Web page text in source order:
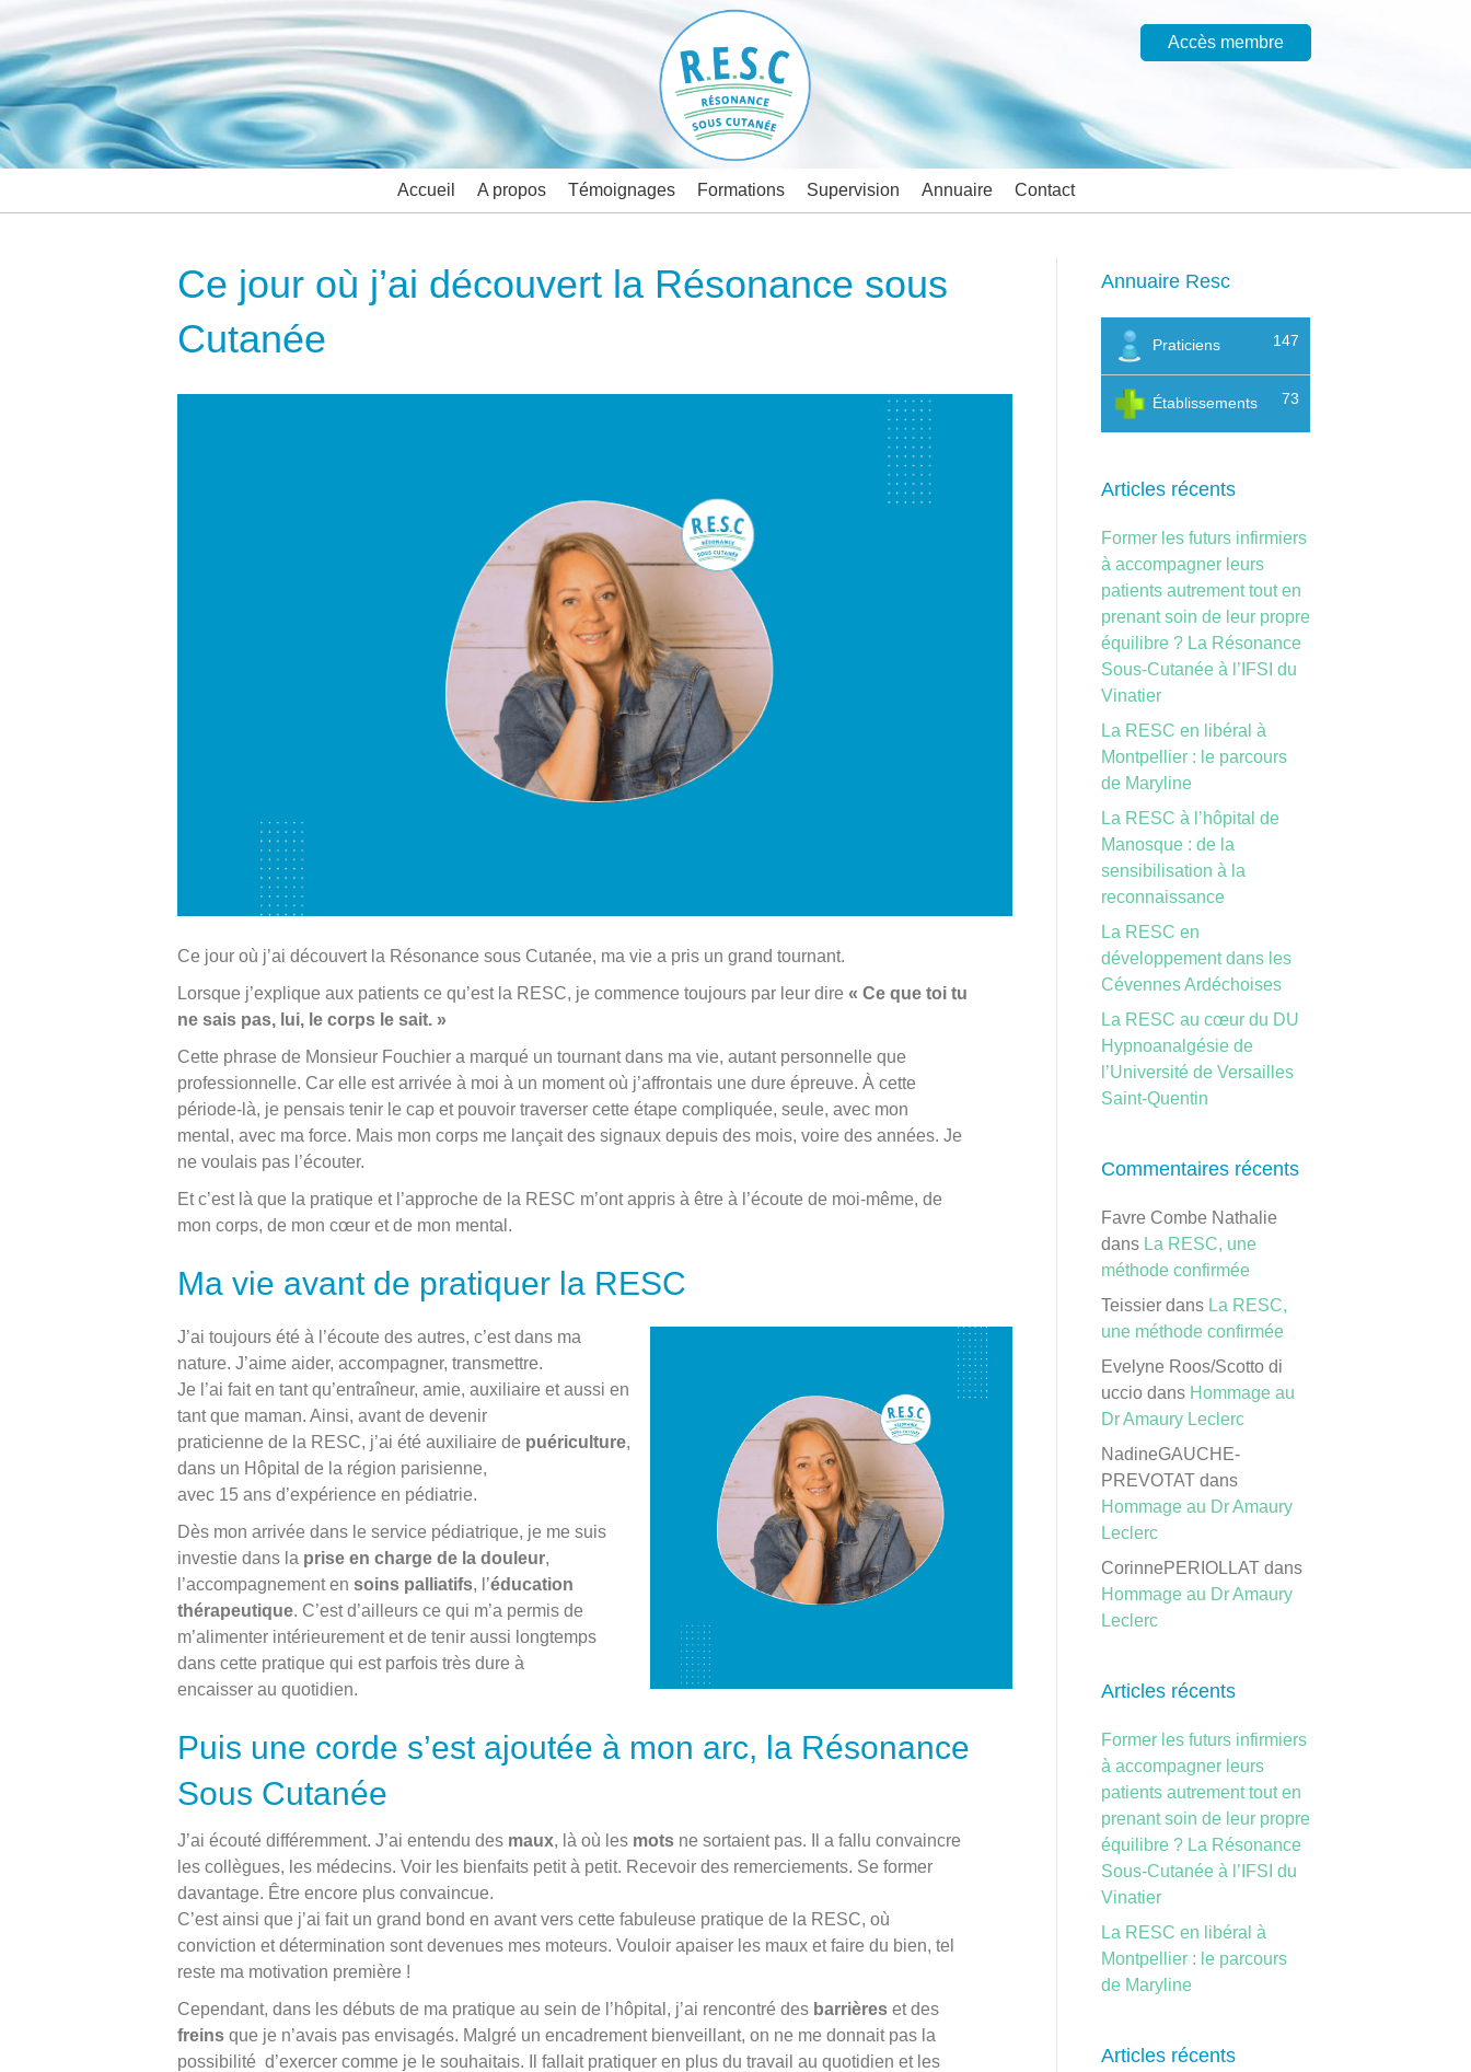
Accès membre
Accueil A propos Témoignages Formations Supervision Annuaire Contact
Ce jour où j’ai découvert la Résonance sous
Cutanée
Ce jour où j’ai découvert la Résonance sous Cutanée, ma vie a pris un grand tournant.
Lorsque j’explique aux patients ce qu’est la RESC, je commence toujours par leur dire « Ce que toi tu
ne sais pas, lui, le corps le sait. »
Cette phrase de Monsieur Fouchier a marqué un tournant dans ma vie, autant personnelle que
professionnelle. Car elle est arrivée à moi à un moment où j’affrontais une dure épreuve. À cette
période-là, je pensais tenir le cap et pouvoir traverser cette étape compliquée, seule, avec mon
mental, avec ma force. Mais mon corps me lançait des signaux depuis des mois, voire des années. Je
ne voulais pas l’écouter.
Et c’est là que la pratique et l’approche de la RESC m’ont appris à être à l’écoute de moi-même, de
mon corps, de mon cœur et de mon mental.
Ma vie avant de pratiquer la RESC
J’ai toujours été à l’écoute des autres, c’est dans ma
nature. J’aime aider, accompagner, transmettre.
Je l’ai fait en tant qu’entraîneur, amie, auxiliaire et aussi en
tant que maman. Ainsi, avant de devenir
praticienne de la RESC, j’ai été auxiliaire de puériculture,
dans un Hôpital de la région parisienne,
avec 15 ans d’expérience en pédiatrie.
Dès mon arrivée dans le service pédiatrique, je me suis
investie dans la prise en charge de la douleur,
l’accompagnement en soins palliatifs, l’éducation
thérapeutique. C’est d’ailleurs ce qui m’a permis de
m’alimenter intérieurement et de tenir aussi longtemps
dans cette pratique qui est parfois très dure à
encaisser au quotidien.
Puis une corde s’est ajoutée à mon arc, la Résonance
Sous Cutanée
J’ai écouté différemment. J’ai entendu des maux, là où les mots ne sortaient pas. Il a fallu convaincre
les collègues, les médecins. Voir les bienfaits petit à petit. Recevoir des remerciements. Se former
davantage. Être encore plus convaincue.
C’est ainsi que j’ai fait un grand bond en avant vers cette fabuleuse pratique de la RESC, où
conviction et détermination sont devenues mes moteurs. Vouloir apaiser les maux et faire du bien, tel
reste ma motivation première !
Cependant, dans les débuts de ma pratique au sein de l’hôpital, j’ai rencontré des barrières et des
freins que je n’avais pas envisagés. Malgré un encadrement bienveillant, on ne me donnait pas la
possibilité d’exercer comme je le souhaitais. Il fallait pratiquer en plus du travail au quotidien et les
Annuaire Resc
Praticiens 147
Établissements 73
Articles récents
Former les futurs infirmiers
à accompagner leurs
patients autrement tout en
prenant soin de leur propre
équilibre ? La Résonance
Sous-Cutanée à l’IFSI du
Vinatier
La RESC en libéral à
Montpellier : le parcours
de Maryline
La RESC à l’hôpital de
Manosque : de la
sensibilisation à la
reconnaissance
La RESC en
développement dans les
Cévennes Ardéchoises
La RESC au cœur du DU
Hypnoanalgésie de
l’Université de Versailles
Saint-Quentin
Commentaires récents
Favre Combe Nathalie
dans La RESC, une
méthode confirmée
Teissier dans La RESC,
une méthode confirmée
Evelyne Roos/Scotto di
uccio dans Hommage au
Dr Amaury Leclerc
NadineGAUCHE-
PREVOTAT dans
Hommage au Dr Amaury
Leclerc
CorinnePERIOLLAT dans
Hommage au Dr Amaury
Leclerc
Articles récents
Former les futurs infirmiers
à accompagner leurs
patients autrement tout en
prenant soin de leur propre
équilibre ? La Résonance
Sous-Cutanée à l’IFSI du
Vinatier
La RESC en libéral à
Montpellier : le parcours
de Maryline
Articles récents